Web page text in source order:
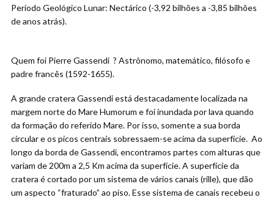
Período Geológico Lunar: Nectárico (-3,92 bilhões a -3,85 bilhões
de anos atrás).
Quem foi Pierre Gassendi ? Astrônomo, matemático, filósofo e
padre francês (1592-1655).
A grande cratera Gassendi está destacadamente localizada na
margem norte do Mare Humorum e foi inundada por lava quando
da formação do referido Mare. Por isso, somente a sua borda
circular e os picos centrais sobressaem-se acima da superfície. Ao
longo da borda de Gassendi, encontramos partes com alturas que
variam de 200m a 2,5 Km acima da superfície. A superfície da
cratera é cortado por um sistema de vários canais (rille), que dão
um aspecto “fraturado” ao piso. Esse sistema de canais recebeu o